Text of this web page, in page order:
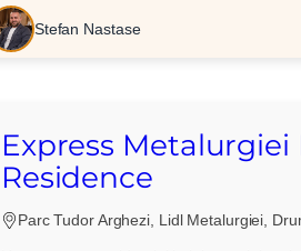
Stefan Nastase
Express Metalurgiei
Residence
Parc Tudor Arghezi, Lidl Metalurgiei,